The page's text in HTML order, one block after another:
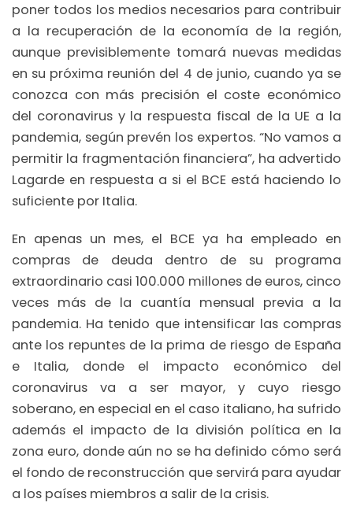
poner todos los medios necesarios para contribuir
a la recuperación de la economía de la región,
aunque previsiblemente tomará nuevas medidas
en su próxima reunión del 4 de junio, cuando ya se
conozca con más precisión el coste económico
del coronavirus y la respuesta fiscal de la UE a la
pandemia, según prevén los expertos. “No vamos a
permitir la fragmentación financiera”, ha advertido
Lagarde en respuesta a si el BCE está haciendo lo
suficiente por Italia.
En apenas un mes, el BCE ya ha empleado en
compras de deuda dentro de su programa
extraordinario casi 100.000 millones de euros, cinco
veces más de la cuantía mensual previa a la
pandemia. Ha tenido que intensificar las compras
ante los repuntes de la prima de riesgo de España
e Italia, donde el impacto económico del
coronavirus va a ser mayor, y cuyo riesgo
soberano, en especial en el caso italiano, ha sufrido
además el impacto de la división política en la
zona euro, donde aún no se ha definido cómo será
el fondo de reconstrucción que servirá para ayudar
a los países miembros a salir de la crisis.